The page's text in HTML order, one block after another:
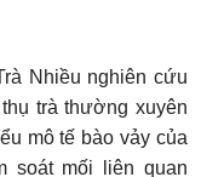
Nhiều nghiên cứu
trà thường xuyên
mô tế bào vảy của
soát mối liên quan